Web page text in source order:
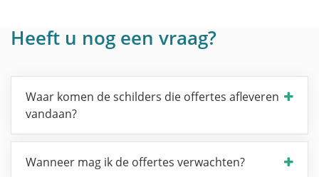
Heeft u nog een vraag?
Waar komen de schilders die offertes afleveren
vandaan?
Wanneer mag ik de offertes verwachten?